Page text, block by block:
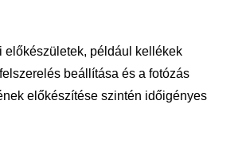
előkészületek, például kellékek
beállítása és a fotózás
előkészítése szintén időigényes